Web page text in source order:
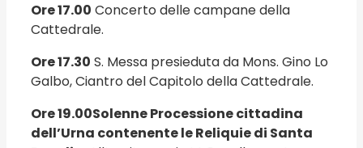
Ore 17.00 Concerto delle campane della
Cattedrale.
Ore 17.30 S. Messa presieduta da Mons. Gino Lo
Galbo, Ciantro del Capitolo della Cattedrale.
Ore 19.00Solenne Processione cittadina
dell’Urna contenente le Reliquie di Santa